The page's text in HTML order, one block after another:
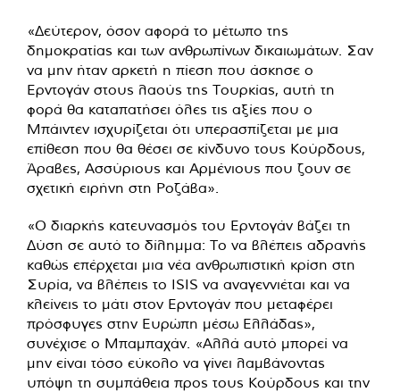
«Δεύτερον, όσον αφορά το μέτωπο της
δημοκρατίας και των ανθρωπίνων δικαιωμάτων. Σαν
να μην ήταν αρκετή η πίεση που άσκησε ο
Ερντογάν στους λαούς της Τουρκίας, αυτή τη
φορά θα καταπατήσει όλες τις αξίες που ο
Μπάιντεν ισχυρίζεται ότι υπερασπίζεται με μια
επίθεση που θα θέσει σε κίνδυνο τους Κούρδους,
Άραβες, Ασσύριους και Αρμένιους που ζουν σε
σχετική ειρήνη στη Ροζάβα».
«Ο διαρκής κατευνασμός του Ερντογάν βάζει τη
Δύση σε αυτό το δίλημμα: Το να βλέπεις αδρανής
καθώς επέρχεται μια νέα ανθρωπιστική κρίση στη
Συρία, να βλέπεις το ISIS να αναγεννιέται και να
κλείνεις το μάτι στον Ερντογάν που μεταφέρει
πρόσφυγες στην Ευρώπη μέσω Ελλάδας»,
συνέχισε ο Μπαμπαχάν. «Αλλά αυτό μπορεί να
μην είναι τόσο εύκολο να γίνει λαμβάνοντας
υπόψη τη συμπάθεια προς τους Κούρδους και την